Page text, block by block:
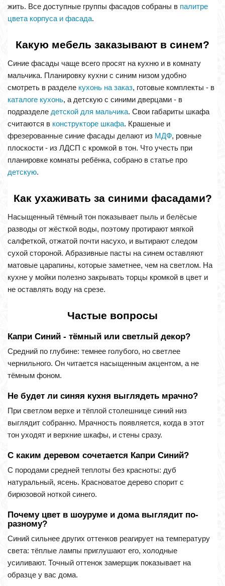
жить. Все доступные группы фасадов собраны в палитре
цвета корпуса и фасада.
Какую мебель заказывают в синем?
Синие фасады чаще всего просят на кухню и в комнату
мальчика. Планировку кухни с синим низом удобно
смотреть в разделе кухонь на заказ, готовые комплекты - в
каталоге кухонь, а детскую с синими дверцами - в
подразделе детской для мальчика. Свои габариты шкафа
считаются в конструкторе шкафа. Крашеные и
фрезерованные синие фасады делают из МДФ, ровные
плоскости - из ЛДСП с кромкой в тон. Что учесть при
планировке комнаты ребёнка, собрано в статье про
детскую.
Как ухаживать за синими фасадами?
Насыщенный тёмный тон показывает пыль и белёсые
разводы от жёсткой воды, поэтому протирают мягкой
салфеткой, отжатой почти насухо, и вытирают следом
сухой стороной. Абразивные пасты на синем оставляют
матовые царапины, которые заметнее, чем на светлом. На
кухне у мойки полезно закрывать торцы кромкой в цвет и
не оставлять воду на срезе.
Частые вопросы
Капри Синий - тёмный или светлый декор?
Средний по глубине: темнее голубого, но светлее
чернильного. Он читается насыщенным акцентом, а не
тёмным фоном.
Не будет ли синяя кухня выглядеть мрачно?
При светлом верхе и тёплой столешнице синий низ
выглядит собранно. Мрачность появляется, когда в этот
тон уходят и верхние шкафы, и стены сразу.
С каким деревом сочетается Капри Синий?
С породами средней теплоты без красноты: дуб
натуральный, ясень. Красноватое дерево спорит с
бирюзовой ноткой синего.
Почему цвет в шоуруме и дома выглядит по-
разному?
Синий сильнее других оттенков реагирует на температуру
света: тёплые лампы приглушают его, холодные
усиливают. Точный оттенок замерщик показывает на
образце у вас дома.